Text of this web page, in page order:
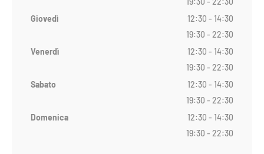
Giovedì
12:30 - 14:30
19:30 - 22:30
Venerdì
12:30 - 14:30
19:30 - 22:30
Sabato
12:30 - 14:30
19:30 - 22:30
Domenica
12:30 - 14:30
19:30 - 22:30